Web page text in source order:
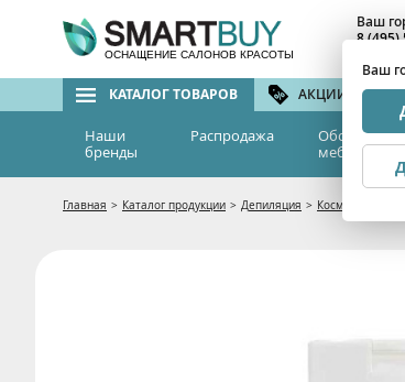
ОСНАЩЕНИЕ САЛОНОВ КРАСОТЫ
Ваш
Ваш
8 (495)
КАТАЛОГ ТОВАРОВ АКЦИИ И
Наши
бренды
Распродажа
мебель
Главная > Каталог продукции > Депиляция > Косметика для